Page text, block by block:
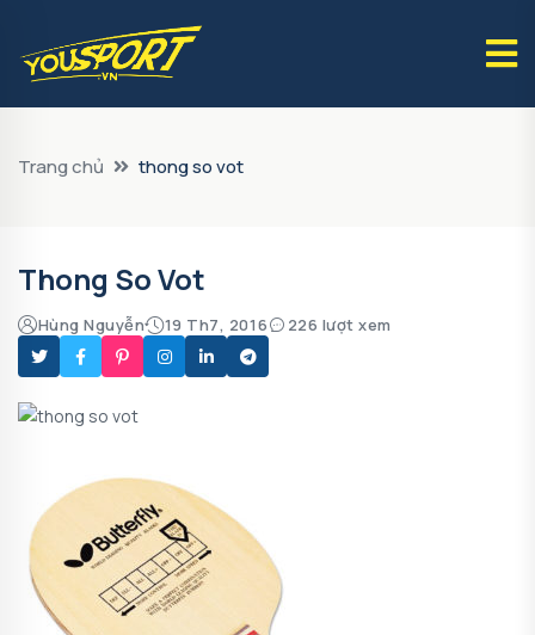
Trang chủ thong so vot
Thong So Vot
Hùng Nguyễn 19 Th7, 2016 226 lượt xem